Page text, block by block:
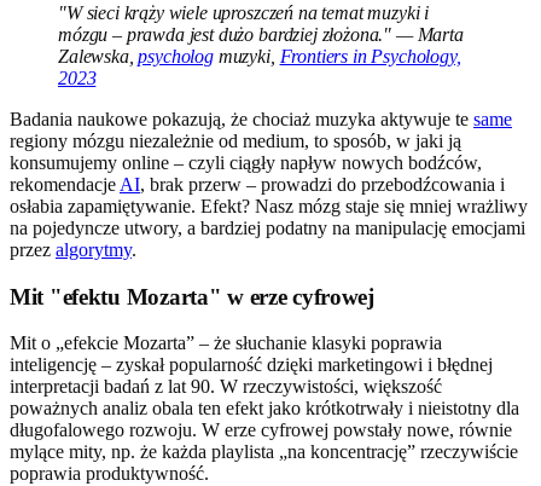
"W sieci krąży wiele uproszczeń na temat muzyki i
mózgu – prawda jest dużo bardziej złożona." — Marta
Zalewska,psychologmuzyki, Frontiers in Psychology,
2023
Badania naukowe pokazują, że chociaż muzyka aktywuje te same
regiony mózgu niezależnie od medium, to sposób, w jaki ją
konsumujemy online – czyli ciągły napływ nowych bodźców,
rekomendacje AI, brak przerw – prowadzi do przebodźcowania i
osłabia zapamiętywanie. Efekt? Nasz mózg staje się mniej wrażliwy
na pojedyncze utwory, a bardziej podatny na manipulację emocjami
przez algorytmy.
Mit "efektu Mozarta" w erze cyfrowej
Mit o „efekcie Mozarta” – że słuchanie klasyki poprawia
inteligencję – zyskał popularność dzięki marketingowi i błędnej
interpretacji badań z lat 90. W rzeczywistości, większość
poważnych analiz obala ten efekt jako krótkotrwały i nieistotny dla
długofalowego rozwoju. W erze cyfrowej powstały nowe, równie
mylące mity, np. że każda playlista „na koncentrację” rzeczywiście
poprawia produktywność.